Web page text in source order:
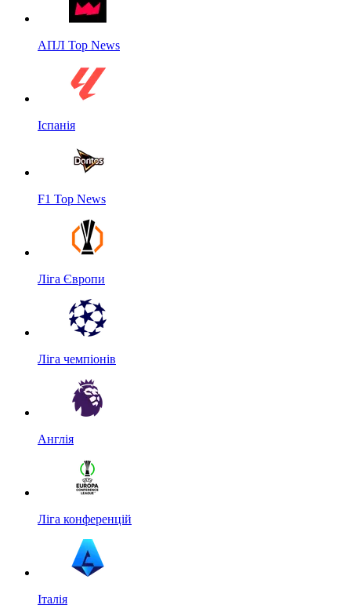
АПЛ Top News
Іспанія
F1 Top News
Ліга Європи
Ліга чемпіонів
Англія
Ліга конференцій
Італія